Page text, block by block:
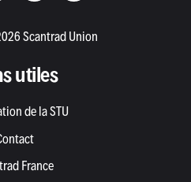
Scantrad Union
utiles
de la STU
France